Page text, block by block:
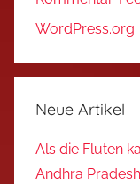
WordPress.org
Neue Artikel
Als die Fluten
Andhra